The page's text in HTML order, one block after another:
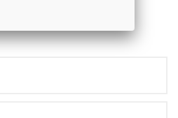
du fått ett godkännande!